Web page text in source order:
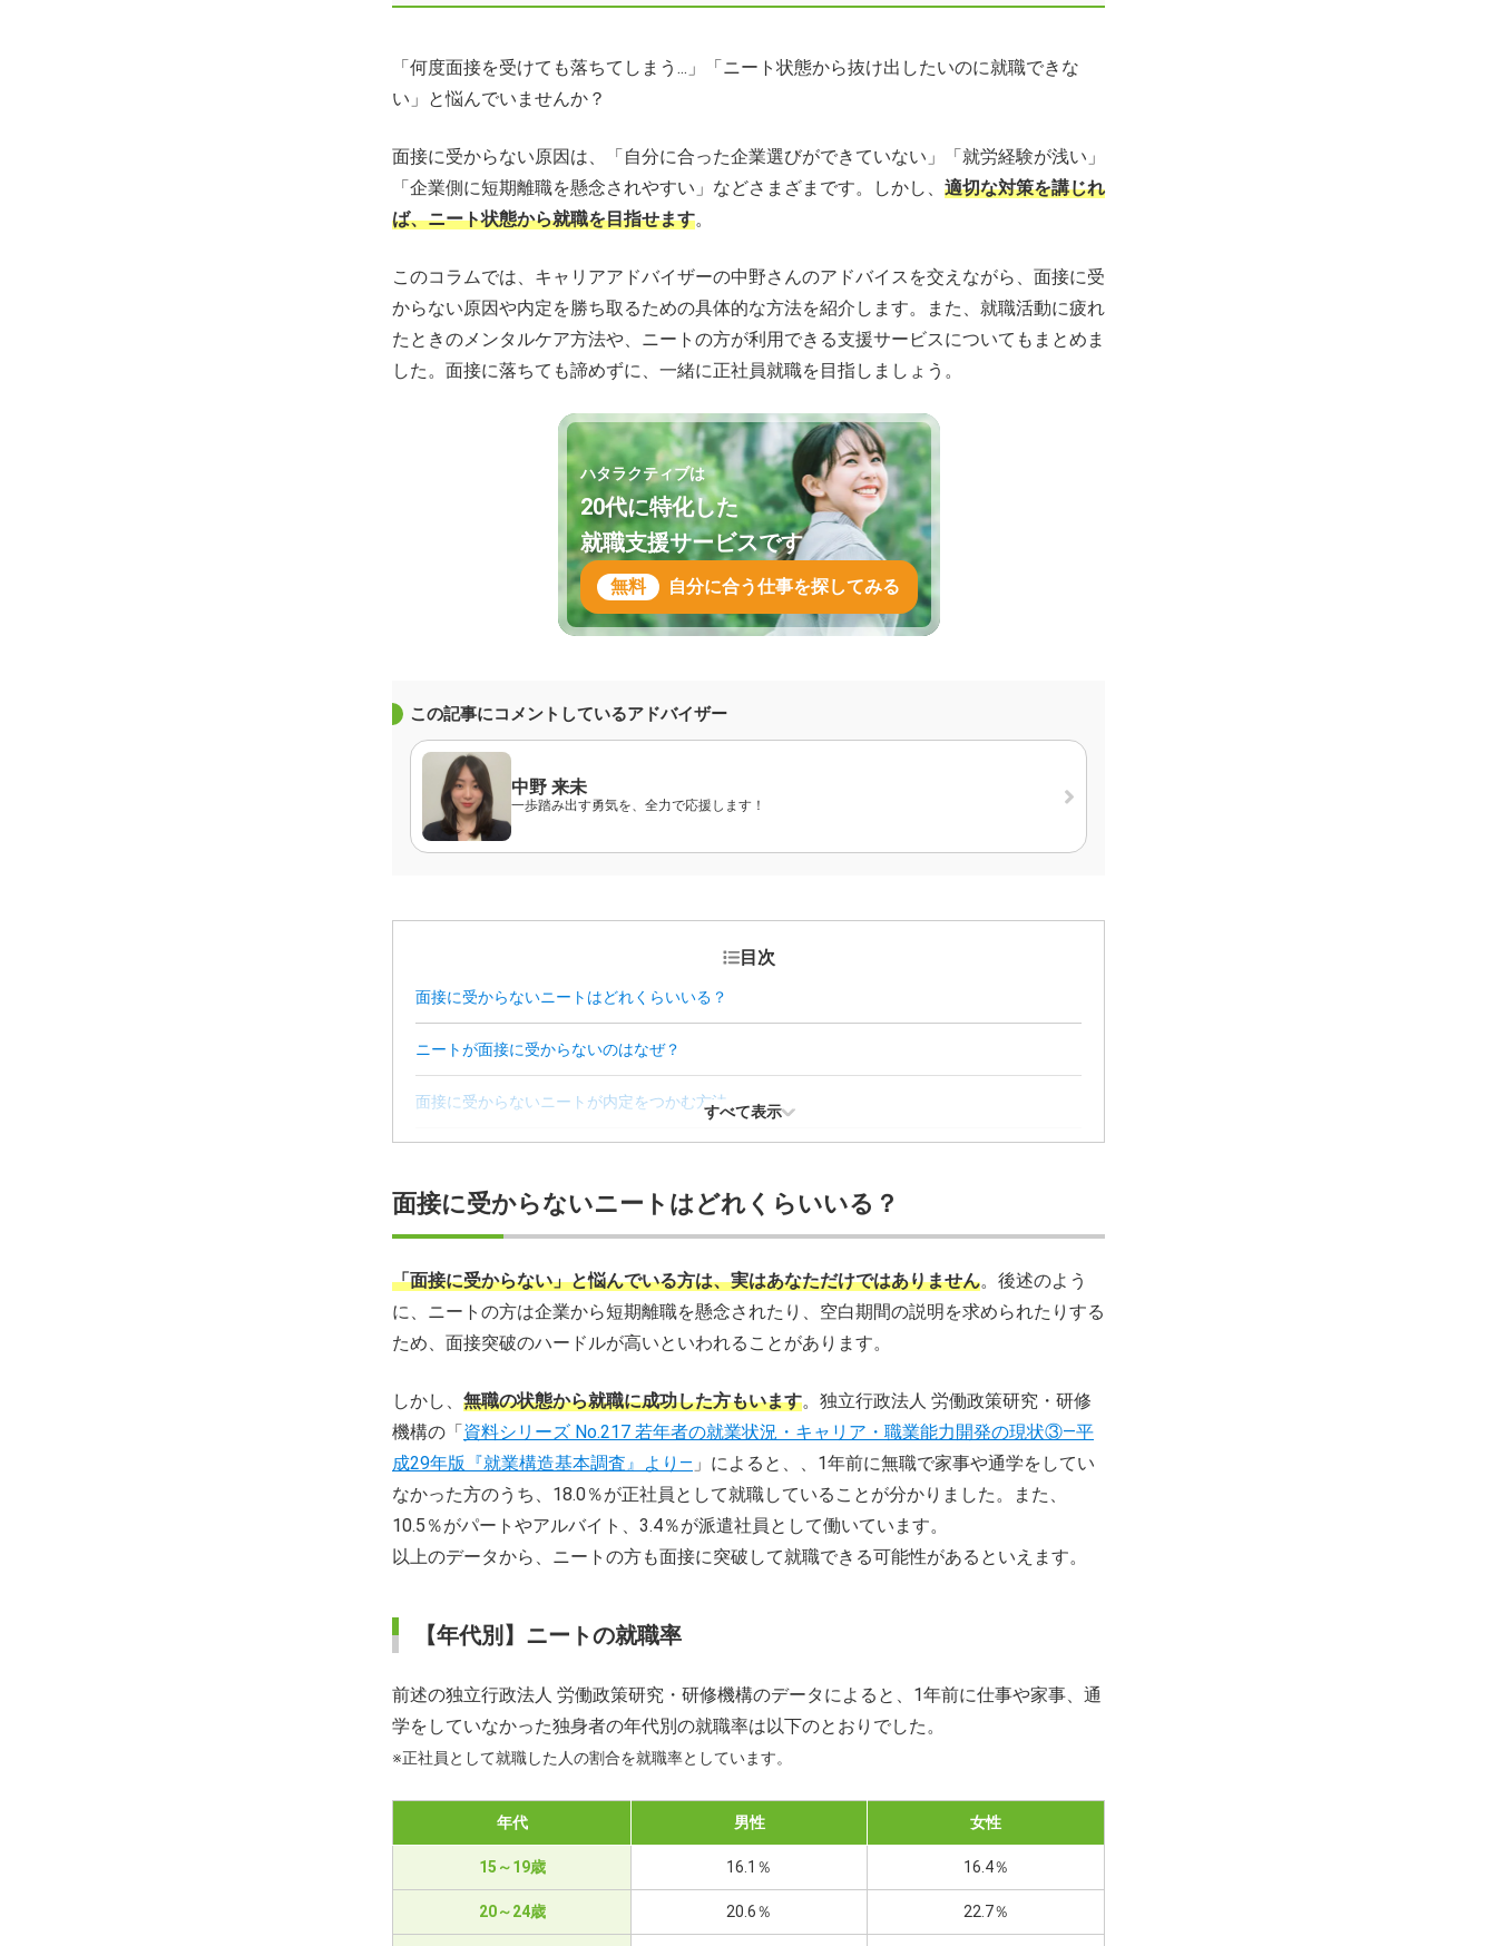
「何度面接を受けても落ちてしまう...」「ニート状態から抜け出したいのに就職できな
い」と悩んでいませんか？
面接に受からない原因は、「自分に合った企業選びができていない」「就労経験が浅い」
「企業側に短期離職を懸念されやすい」などさまざまです。しかし、 適切な対策を講じれ
ば、ニート状態から就職を目指せます。
このコラムでは、キャリアアドバイザーの中野さんのアドバイスを交えながら、面接に受
からない原因や内定を勝ち取るための具体的な方法を紹介します。また、就職活動に疲れ
たときのメンタルケア方法や、ニートの方が利用できる支援サービスについてもまとめま
した。面接に落ちても諦めずに、一緒に正社員就職を目指しましょう。
ハタラクティブは
20代に特化した
就職支援サービスです
無料 自分に合う仕事を探してみる
この記事にコメントしているアドバイザー
中野 来未
一歩踏み出す勇気を、全力で応援します！
目次
面接に受からないニートはどれくらいいる？
ニートが面接に受からないのはなぜ？
面接に受からないニートが内定をつかむ方法
面接に受からないニートが利用できる支援サービス
面接に受からないニートによくあるお悩みQ＆A
すべて表示
面接に受からないニートはどれくらいいる？
「面接に受からない」と悩んでいる方は、実はあなただけではありません。後述のよう
に、ニートの方は企業から短期離職を懸念されたり、空白期間の説明を求められたりする
ため、面接突破のハードルが高いといわれることがあります。
しかし、 無職の状態から就職に成功した方もいます。独立行政法人 労働政策研究・研修
機構の「資料シリーズ No.217 若年者の就業状況・キャリア・職業能力開発の現状③―平
成29年版『就業構造基本調査』より― 」によると、、1年前に無職で家事や通学をしてい
なかった方のうち、18.0％が正社員として就職していることが分かりました。また、
10.5％がパートやアルバイト、3.4％が派遣社員として働いています。
以上のデータから、ニートの方も面接に突破して就職できる可能性があるといえます。
【年代別】ニートの就職率
前述の独立行政法人 労働政策研究・研修機構のデータによると、1年前に仕事や家事、通
学をしていなかった独身者の年代別の就職率は以下のとおりでした。
※正社員として就職した人の割合を就職率としています。
年代 男性 女性
15～19歳 16.1％ 16.4％
20～24歳 20.6％ 22.7％